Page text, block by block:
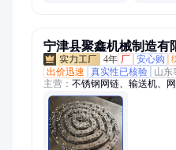
宁津县聚鑫机械制造有
4年 厂 安心购
出价迅速
真实性已核验
山东
主营： 不锈钢网链、输送机、